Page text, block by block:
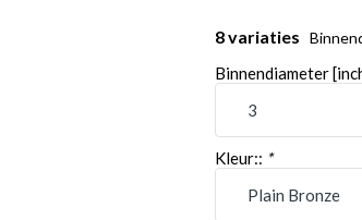
8 variaties
Binnendiameter
Kleur:: *